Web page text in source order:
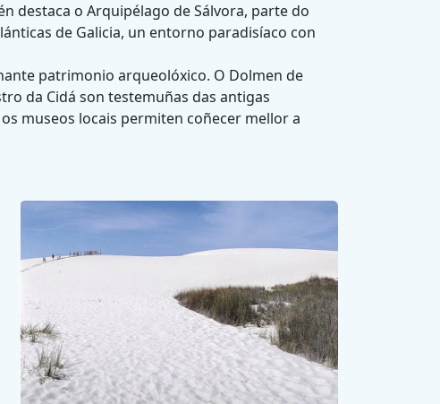
destaca o Arquipélago de Sálvora, parte do
de Galicia, un entorno paradisíaco con
patrimonio arqueolóxico. O Dolmen de
da Cidá son testemuñas das antigas
museos locais permiten coñecer mellor a